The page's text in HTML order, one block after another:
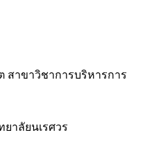
าขาวิชาการบริหารการ
าลัยนเรศวร